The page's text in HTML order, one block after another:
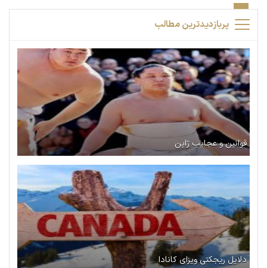
پربازدیدترین مطالب
قوانین و عجایب ژاپن
دلایل ریجکتی ویزای کانادا